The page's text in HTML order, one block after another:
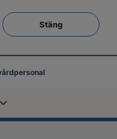
Stäng regionsväljaren
Stäng